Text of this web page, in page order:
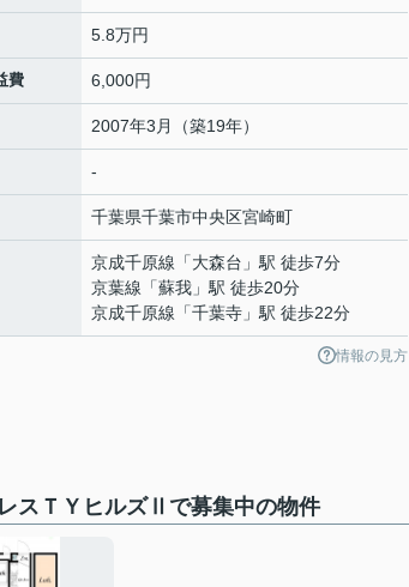
5.8万円
費 6,000円
2007年3月（築19年）
-
千葉県千葉市中央区宮崎町
京成千原線 「大森台 」駅 徒歩7分
京葉線 「蘇我 」駅 徒歩20分
京成千原線 「千葉寺 」駅 徒歩22分
情報の見方
スＴＹヒルズⅡで募集中の物件